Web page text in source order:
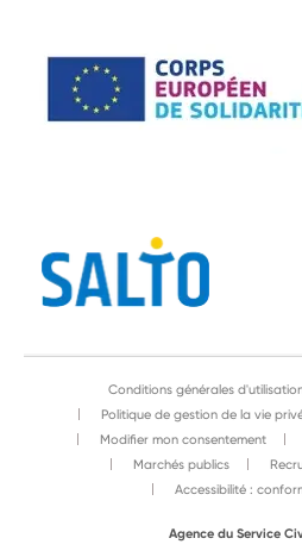
Conditions générales
Politique de gestion de la vie
Modifier mon consentement
Marchés publics
Accessibilité :
Agence du Service